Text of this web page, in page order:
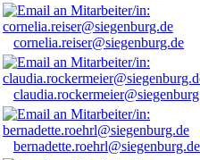
cornelia.reiser@siegenburg.de
bernadette.roehrl@siegenburg.de